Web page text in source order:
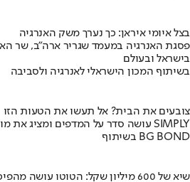
בצל איומי איראן: כך נערך משק האנרגיה
פסגת האנרגיה במעמד שגריר ארה"ב, שר
בישראל ובעולם
בשיתוף המכון הישראלי לאנרגיה ולסביבה
צובעים את הבית? אל תעשו את הטעות הזו
מומחה BG BOND עושה סדר על המדפים ומציג את מותג הצבע SIMPLY
בשיתוף BG BOND
שיא של 600 מיליון שקל: הטוטו עושה מהפיכה